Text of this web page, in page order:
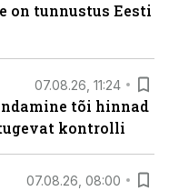
on tunnustus Eesti
07.08.26, 11:24
tõi hinnad
kontrolli
07.08.26, 08:00